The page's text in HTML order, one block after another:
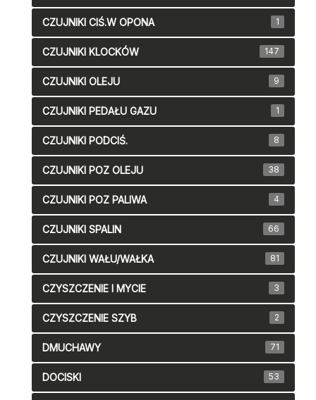
CZUJNIKI CIŚ.W OPONA 1
CZUJNIKI KLOCKÓW 147
CZUJNIKI OLEJU 9
CZUJNIKI PEDAŁU GAZU 1
CZUJNIKI PODCIŚ. 8
CZUJNIKI POZ OLEJU 38
CZUJNIKI POZ PALIWA 4
CZUJNIKI SPALIN 66
CZUJNIKI WAŁU/WAŁKA 81
CZYSZCZENIE I MYCIE 3
CZYSZCZENIE SZYB 2
DMUCHAWY 71
DOCISKI 53